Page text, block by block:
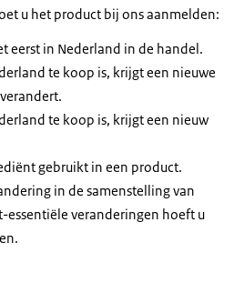
u het product bij ons aanmelden:
eerst in Nederland in de handel.
te koop is, krijgt een nieuwe
te koop is, krijgt een nieuw
gebruikt in een product.
in de samenstelling van
essentiële veranderingen hoeft u